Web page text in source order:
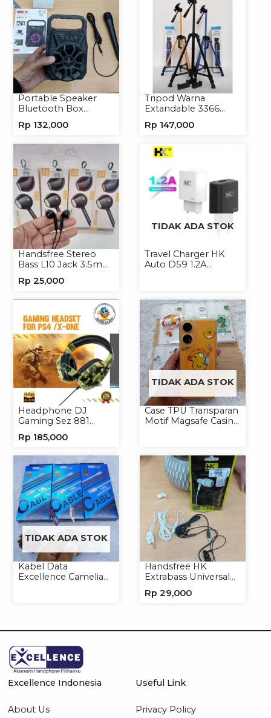
Portable Speaker
Bluetooth Box
Portable Wireless
Rp 132,000
Tripod Warna
Extandable 3366
Kamera
Rp 147,000
Handsfree Stereo
Bass L10 Jack 3.5mm
Headphone
Rp 25,000
TIDAK ADA STOK
Travel Charger HK
Auto D59 1.2A
Headphone DJ
Gaming Sez 881
Headset
Rp 185,000
TIDAK ADA STOK
Case TPU Transparan
Motif Magsafe Casing
TIDAK ADA STOK
Kabel Data
Excellence Camelia
Handsfree HK
Extrabass Universal
Earphone Headset
Rp 29,000
Excellence Indonesia
About Us
Useful Link
Privacy Policy